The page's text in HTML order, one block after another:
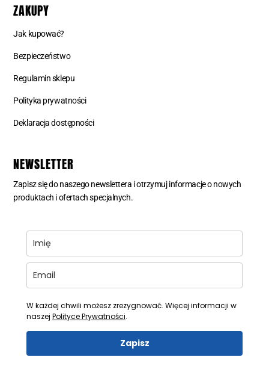
ZAKUPY
Jak kupować?
Bezpieczeństwo
Regulamin sklepu
Polityka prywatności
Deklaracja dostępności
NEWSLETTER
Zapisz się do naszego newslettera i otrzymuj informacje o nowych
produktach i ofertach specjalnych.
W każdej chwili możesz zrezygnować. Więcej informacji w
naszej Polityce Prywatności.
Zapisz